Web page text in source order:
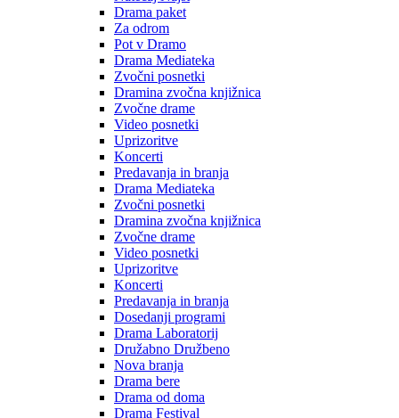
Drama paket
Za odrom
Pot v Dramo
Drama Mediateka
Zvočni posnetki
Dramina zvočna knjižnica
Zvočne drame
Video posnetki
Uprizoritve
Koncerti
Predavanja in branja
Drama Mediateka
Zvočni posnetki
Dramina zvočna knjižnica
Zvočne drame
Video posnetki
Uprizoritve
Koncerti
Predavanja in branja
Dosedanji programi
Drama Laboratorij
Družabno Družbeno
Nova branja
Drama bere
Drama od doma
Drama Festival